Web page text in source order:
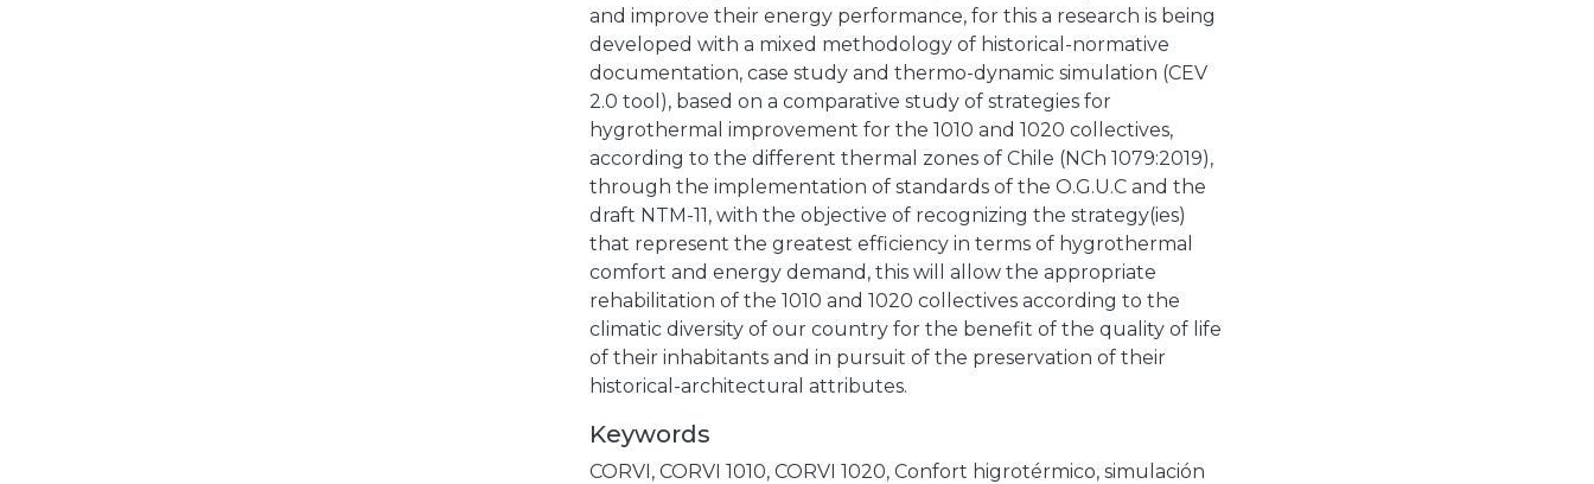
and improve their energy performance, for this a research is being
developed with a mixed methodology of historical-normative
documentation, case study and thermo-dynamic simulation (CEV
2.0 tool), based on a comparative study of strategies for
hygrothermal improvement for the 1010 and 1020 collectives,
according to the different thermal zones of Chile (NCh 1079:2019),
through the implementation of standards of the O.G.U.C and the
draft NTM-11, with the objective of recognizing the strategy(ies)
that represent the greatest efficiency in terms of hygrothermal
comfort and energy demand, this will allow the appropriate
rehabilitation of the 1010 and 1020 collectives according to the
climatic diversity of our country for the benefit of the quality of life
of their inhabitants and in pursuit of the preservation of their
historical-architectural attributes.
Keywords
CORVI, CORVI 1010, CORVI 1020, Confort higrotérmico, simulación